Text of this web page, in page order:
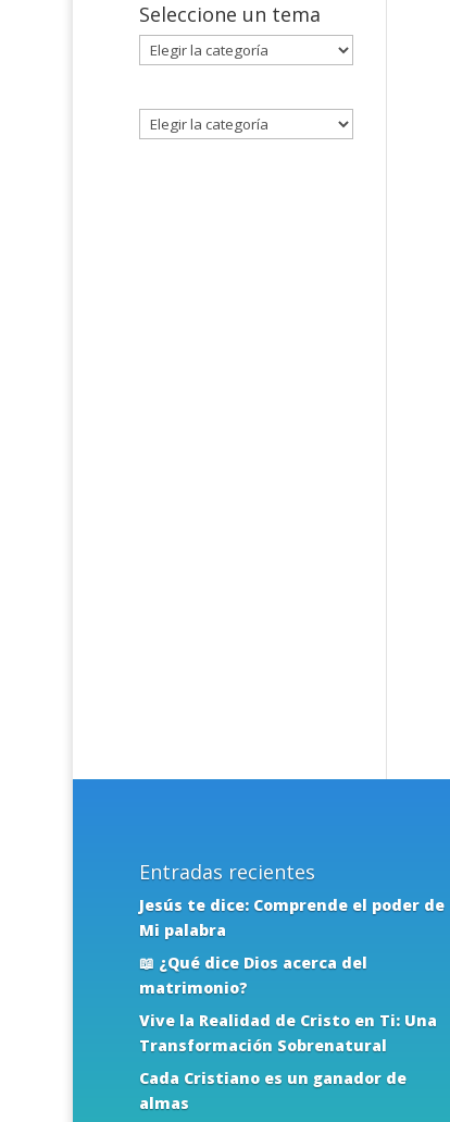
Seleccione un tema
Seleccione
un
Entradas recientes
Jesús te dice: Comprende el poder de
Mi palabra
📖 ¿Qué dice Dios acerca del
matrimonio?
Vive la Realidad de Cristo en Ti: Una
Transformación Sobrenatural
Cada Cristiano es un ganador de
almas